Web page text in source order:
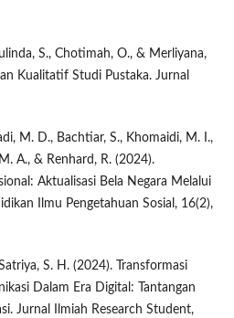
S., Chotimah, O., & Merliyana,
Kualitatif Studi Pustaka. Jurnal
M. D., Bachtiar, S., Khomaidi, M. I.,
A., & Renhard, R. (2024).
Aktualisasi Bela Negara Melalui
Ilmu Pengetahuan Sosial, 16(2),
S. H. (2024). Transformasi
Dalam Era Digital: Tantangan
Jurnal Ilmiah Research Student,